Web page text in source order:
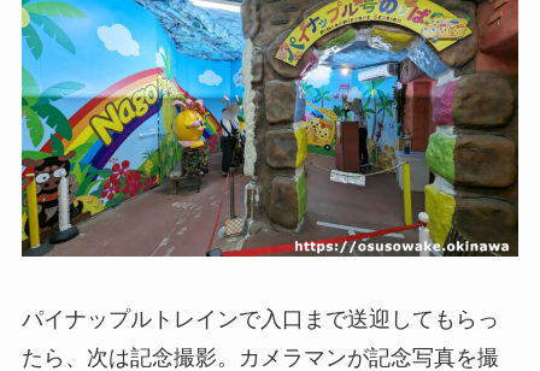
パイナップルトレインで入口まで送迎してもらっ
たら、次は記念撮影。カメラマンが記念写真を撮